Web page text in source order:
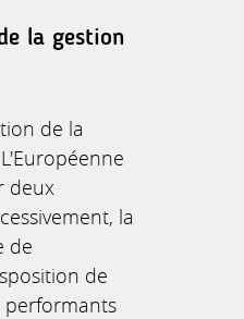
la gestion
de la
deux
la
de
de
performants